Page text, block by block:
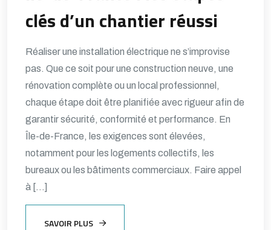
clés d’un chantier réussi
Réaliser une installation électrique ne s’improvise
pas. Que ce soit pour une construction neuve, une
rénovation complète ou un local professionnel,
chaque étape doit être planifiée avec rigueur afin de
garantir sécurité, conformité et performance. En
Île-de-France, les exigences sont élevées,
notamment pour les logements collectifs, les
bureaux ou les bâtiments commerciaux. Faire appel
à […]
SAVOIR PLUS